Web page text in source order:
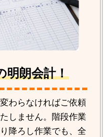
明朗会計！
わらなければご依頼
しません。階段作業
降ろし作業でも、全